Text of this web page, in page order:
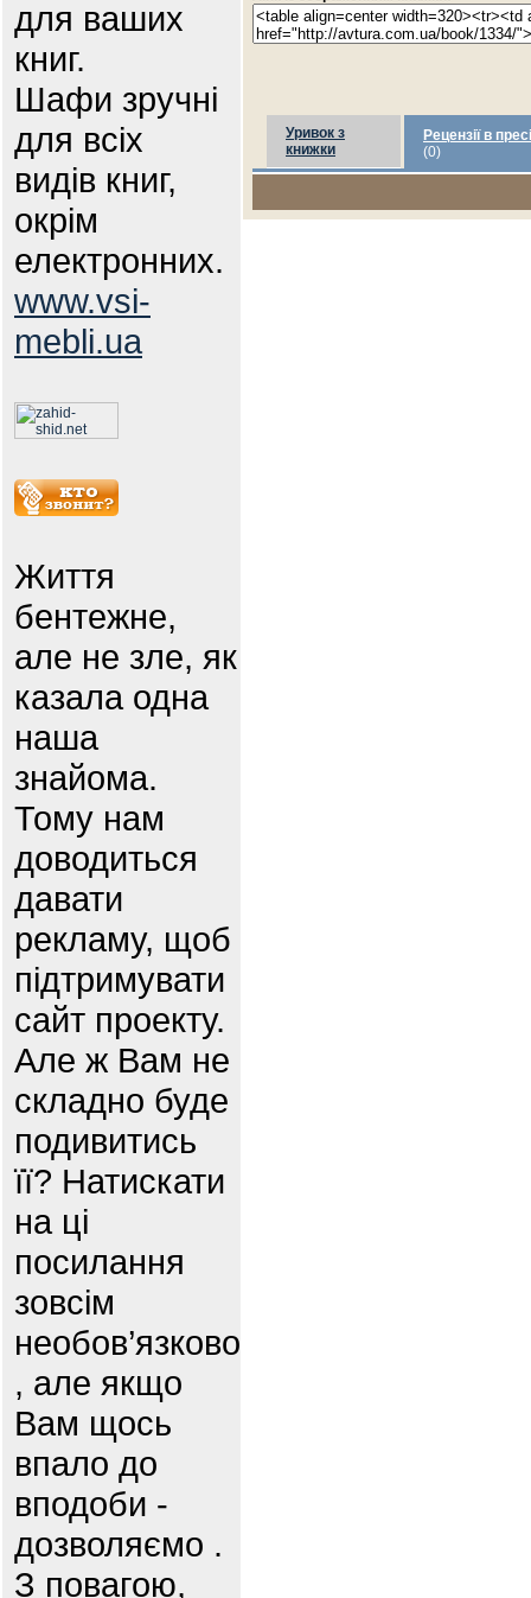
для ваших
книг.
Шафи зручні
для всіх
видів книг,
окрім
електронних.
www.vsi-
mebli.ua
Життя
бентежне,
але не зле, як
казала одна
наша
знайома.
Тому нам
доводиться
давати
рекламу, щоб
підтримувати
сайт проекту.
Але ж Вам не
складно буде
подивитись
її? Натискати
на ці
посилання
зовсім
необов’язково
, але якщо
Вам щось
впало до
вподоби -
дозволяємо .
З повагою,
Уривок з
книжки
Рецензії в пресі
(0)